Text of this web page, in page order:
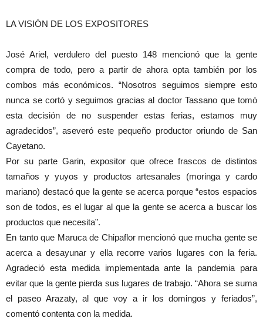
LA VISIÓN DE LOS EXPOSITORES
José Ariel, verdulero del puesto 148 mencionó que la gente
compra de todo, pero a partir de ahora opta también por los
combos más económicos. “Nosotros seguimos siempre esto
nunca se cortó y seguimos gracias al doctor Tassano que tomó
esta decisión de no suspender estas ferias, estamos muy
agradecidos”, aseveró este pequeño productor oriundo de San
Cayetano.
Por su parte Garin, expositor que ofrece frascos de distintos
tamaños y yuyos y productos artesanales (moringa y cardo
mariano) destacó que la gente se acerca porque “estos espacios
son de todos, es el lugar al que la gente se acerca a buscar los
productos que necesita”.
En tanto que Maruca de Chipaflor mencionó que mucha gente se
acerca a desayunar y ella recorre varios lugares con la feria.
Agradeció esta medida implementada ante la pandemia para
evitar que la gente pierda sus lugares de trabajo. “Ahora se suma
el paseo Arazaty, al que voy a ir los domingos y feriados”,
comentó contenta con la medida.